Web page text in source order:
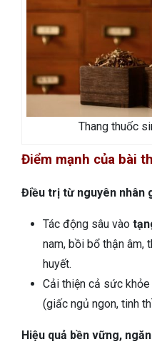
Thang thuốc
Điểm mạnh của bài
Điều trị từ nguyên nhân
Tác động sâu vào
nam, bồi bổ thận âm,
huyết.
Cải thiện cả sức
(giấc ngủ ngon, tinh
Hiệu quả bền vững,